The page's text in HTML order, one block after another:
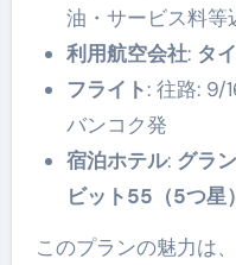
油・サービス料等
利用航空会社: タ
フライト: 往路: 9/
バンコク発
宿泊ホテル: グラ
ビット55（5つ星）
このプランの魅力は